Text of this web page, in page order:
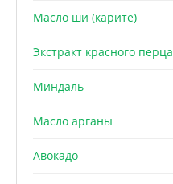
Масло ши (карите)
Экстракт красного перца
Миндаль
Масло арганы
Авокадо